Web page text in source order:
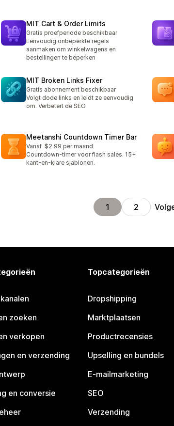
MIT Cart & Order Limits
Gratis proefperiode beschikbaar
Eenvoudig onbeperkte regels
aanmaken om winkelwagens en
bestellingen te beperken
MIT Broken Links Fixer
Gratis abonnement beschikbaar
Volgt dode links en leidt ze eenvoudig
om. Verbetert de SEO.
Meetanshi Countdown Timer Bar
Vanaf $2.99 per maand
Countdown-timer voor flash sales. 15+
kant-en-klare sjablonen.
1 2
zoeken
verkopen
en verzending
en conversie
Topcategorieën
Dropshipping
Marktplaatsen
Productrecensies
Upselling en bundels
E-mailmarketing
SEO
Verzending